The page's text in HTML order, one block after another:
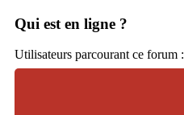
Qui est en ligne ?
Utilisateurs parcourant ce forum :